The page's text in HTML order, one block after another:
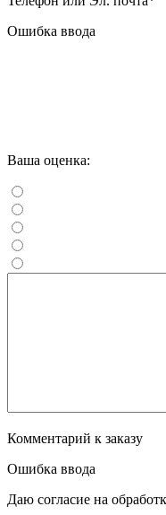
Ошибка ввода
Ваша оценка:
Комментарий к заказу
Ошибка ввода
Даю согласие на